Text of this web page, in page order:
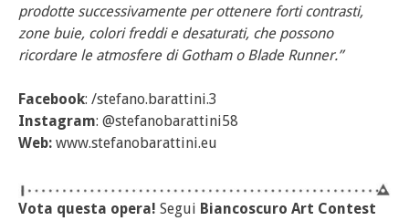
prodotte successivamente per ottenere forti contrasti,
zone buie, colori freddi e desaturati, che possono
ricordare le atmosfere di Gotham o Blade Runner.”
Facebook: /stefano.barattini.3
Instagram: @stefanobarattini58
Web: www.stefanobarattini.eu
Vota questa opera! Segui Biancoscuro Art Contest